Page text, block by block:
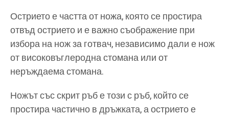
Острието е частта от ножа, която се простира
отвъд острието и е важно съображение при
избора на нож за готвач, независимо дали е нож
от високовъглеродна стомана или от
неръждаема стомана.
Ножът със скрит ръб е този с ръб, който се
простира частично в дръжката, а острието е